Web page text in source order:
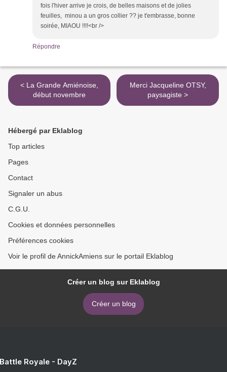
fois l'hiver arrive je crois, de belles maisons et de jolies
feuilles, minou a un gros collier ?? je t'embrasse, bonne
soirée, MIAOU !!!!<br />
Répondre
< La Grande Amiénoise,
début novembre
Merci Jacqueline OTSY,
paysagiste >
Hébergé par Eklablog
Top articles
Pages
Contact
Signaler un abus
C.G.U.
Cookies et données personnelles
Préférences cookies
Voir le profil de AnnickAmiens sur le portail Eklablog
Créer un blog sur Eklablog
Créer un blog
Royale - DayZ